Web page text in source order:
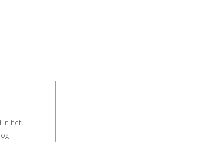
in het